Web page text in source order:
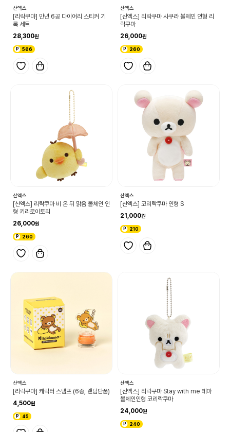
산엑스
[리락쿠마] 만년 6공 다이어리 스티커 기
록 세트
28,300
566
산엑스
[산엑스] 리락쿠마 사쿠라 볼체인 인형 리
락쿠마
26,000
260
산엑스
[산엑스] 리락쿠마 비 온 뒤 맑음 볼체인 인
형 키리로이토리
26,000
260
산엑스
[산엑스] 코리락쿠마 인형 S
21,000
210
산엑스
[리락쿠마] 캐릭터 스탬프 (6종, 랜덤단품)
4,500
45
산엑스
[산엑스] 리락쿠마 Stay with me 테마
볼체인인형 코리락쿠마
24,000
240